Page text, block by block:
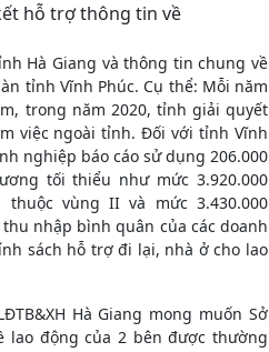
hỗ trợ thông tin về
Hà Giang và thông tin chung về
tỉnh Vĩnh Phúc. Cụ thể: Mỗi năm
trong năm 2020, tỉnh giải quyết
việc ngoài tỉnh. Đối với tỉnh Vĩnh
nghiệp báo cáo sử dụng 206.000
tối thiểu như mức 3.920.000
vùng II và mức 3.430.000
nhập bình quân của các doanh
sách hỗ trợ đi lại, nhà ở cho lao
Hà Giang mong muốn Sở
lao động của 2 bên được thường